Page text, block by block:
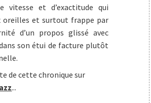
vitesse et d’exactitude qui
oreilles et surtout frappe par
d’un propos glissé avec
son étui de facture plutôt
de cette chronique sur
...